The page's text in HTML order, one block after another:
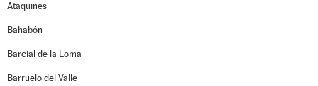
Ataquines
Bahabón
Barcial de la Loma
Barruelo del Valle